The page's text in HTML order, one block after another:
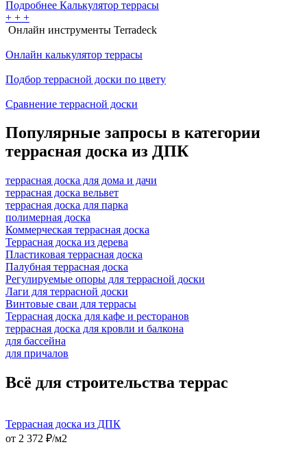
Подробнее Калькулятор террасы
+ + +
Онлайн инструменты Terradeck
Онлайн калькулятор террасы
Подбор террасной доски по цвету
Сравнение террасной доски
Популярные запросы в категории
террасная доска из ДПК
террасная доска для дома и дачи
террасная доска вельвет
террасная доска для парка
полимерная доска
Коммерческая террасная доска
Террасная доска из дерева
Пластиковая террасная доска
Палубная террасная доска
Регулируемые опоры для террасной доски
Лаги для террасной доски
Винтовые сваи для террасы
Террасная доска для кафе и ресторанов
террасная доска для кровли и балкона
для бассейна
для причалов
Всё для строительства террас
Террасная доска из ДПК
от 2 372 ₽/м2